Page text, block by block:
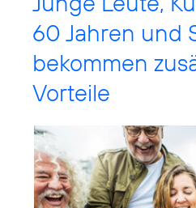
60 Jahren und
bekommen
Vorteile